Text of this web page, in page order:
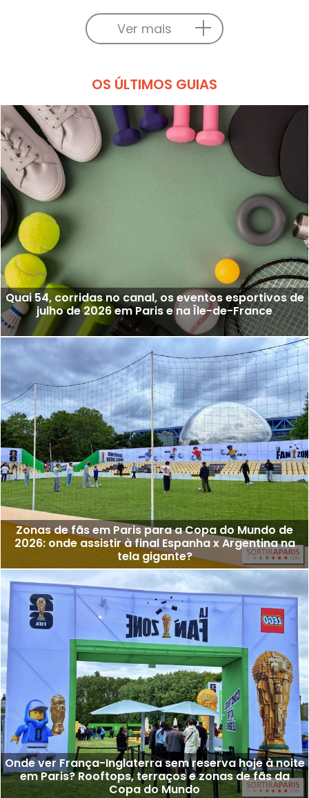
Ver mais
OS ÚLTIMOS GUIAS
Quai 54, corridas no canal, os eventos esportivos de
julho de 2026 em Paris e na Île-de-France
Zonas de fãs em Paris para a Copa do Mundo de
2026: onde assistir à final Espanha x Argentina na
tela gigante?
Onde ver França-Inglaterra sem reserva hoje à noite
em Paris? Rooftops, terraços e zonas de fãs da
Copa do Mundo